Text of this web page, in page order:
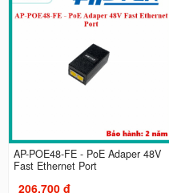
AP-POE48-FE - PoE Adaper 48V
Fast Ethernet Port
206.700 đ